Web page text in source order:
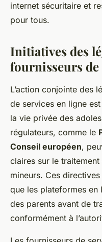
internet sécuritaire et
pour tous.
Initiatives des
fournisseurs
L’action conjointe des
de services en ligne
la vie privée des
régulateurs, comme le
Conseil européen,
claires sur le
mineurs. Ces
que les plateformes en
des parents avant de
conformément à